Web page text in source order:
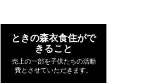
ときの森衣食住がで
きること
売上の一部を子供たちの活動
費とさせていただきます。